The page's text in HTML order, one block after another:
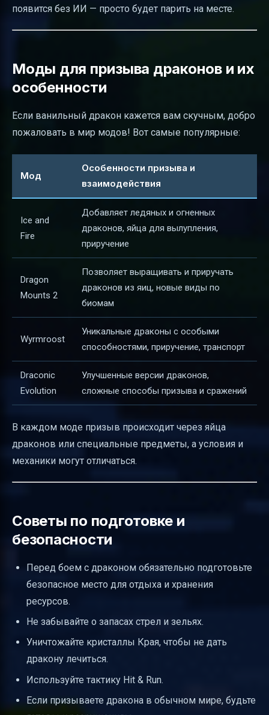
появится без ИИ — просто будет парить на месте.
Моды для призыва драконов и их
особенности
Если ванильный дракон кажется вам скучным, добро
пожаловать в мир модов! Вот самые популярные:
Мод
Особенности призыва и
взаимодействия
Ice and
Fire
Добавляет ледяных и огненных
драконов, яйца для вылупления,
приручение
Dragon
Mounts 2
Позволяет выращивать и приручать
драконов из яиц, новые виды по
биомам
Wyrmroost
Уникальные драконы с особыми
способностями, приручение, транспорт
Draconic
Evolution
Улучшенные версии драконов,
сложные способы призыва и сражений
В каждом моде призыв происходит через яйца
драконов или специальные предметы, а условия и
механики могут отличаться.
Советы по подготовке и
безопасности
Перед боем с драконом обязательно подготовьте
безопасное место для отдыха и хранения
ресурсов.
Не забывайте о запасах стрел и зельях.
Уничтожайте кристаллы Края, чтобы не дать
дракону лечиться.
Используйте тактику Hit & Run.
Если призываете дракона в обычном мире, будьте